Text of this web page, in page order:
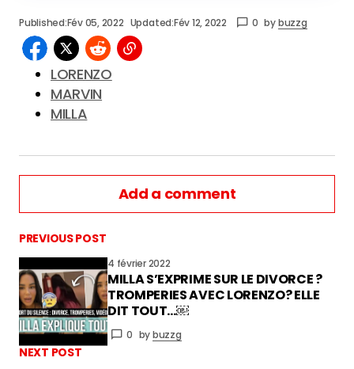
Published:Fév 05, 2022 Updated:Fév 12, 2022 0 bybuzzg
LORENZO
MARVIN
MILLA
Add a comment
vous connecter
PREVIOUS POST
4 février 2022
MILLA S’EXPRIME SUR LE DIVORCE ?
TROMPERIES AVEC LORENZO? ELLE
DIT TOUT…￼
0 bybuzzg
NEXT POST